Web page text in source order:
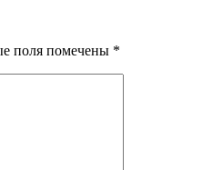
поля помечены *